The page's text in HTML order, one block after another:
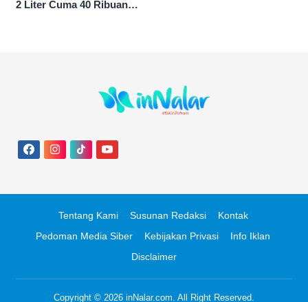
2 Liter Cuma 40 Ribuan
Tentang Kami Susunan Redaksi
Kontak
Pedoman Media Siber
Kebijakan Privasi
Info Iklan
Disclaimer
Copyright © 2026 inNalar.com. All Right Reserved.